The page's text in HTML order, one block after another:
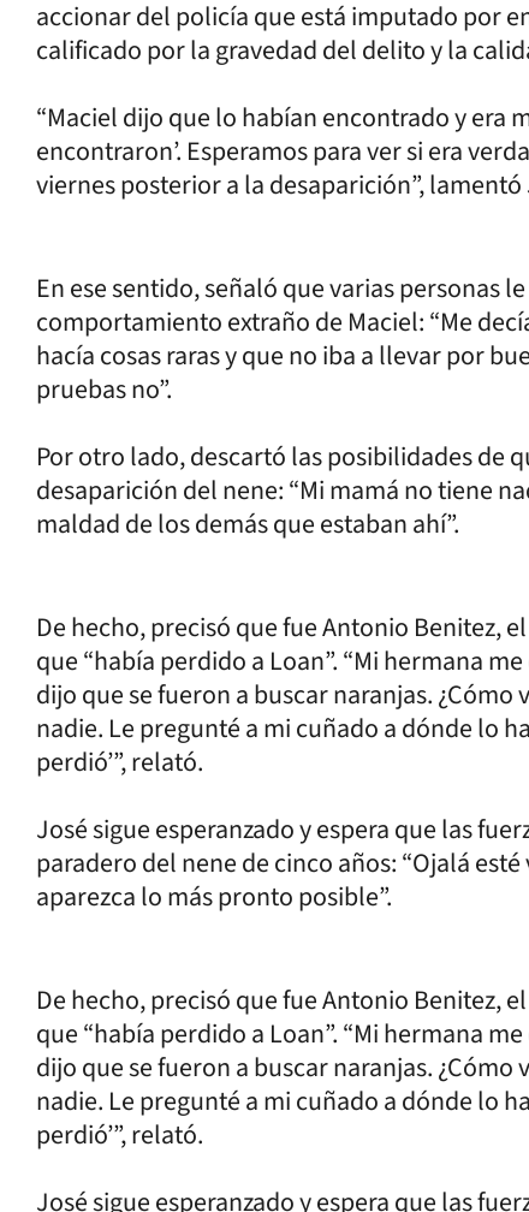
accionar del policía que está imputado por
calificado por la gravedad del delito y la
“Maciel dijo que lo habían encontrado y era
encontraron’. Esperamos para ver si era
viernes posterior a la desaparición”, lamentó
En ese sentido, señaló que varias personas
comportamiento extraño de Maciel: “Me
hacía cosas raras y que no iba a llevar por
pruebas no”.
Por otro lado, descartó las posibilidades de
desaparición del nene: “Mi mamá no tiene
maldad de los demás que estaban ahí”.
De hecho, precisó que fue Antonio Benitez,
que “había perdido a Loan”. “Mi hermana
dijo que se fueron a buscar naranjas.
nadie. Le pregunté a mi cuñado a dónde lo
perdió’”, relató.
José sigue esperanzado y espera que las
paradero del nene de cinco años: “Ojalá
aparezca lo más pronto posible”.
De hecho, precisó que fue Antonio Benitez,
que “había perdido a Loan”. “Mi hermana
dijo que se fueron a buscar naranjas.
nadie. Le pregunté a mi cuñado a dónde lo
perdió’”, relató.
José sigue esperanzado y espera que las